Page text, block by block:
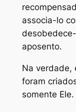
associa-lo
aposento.
Na verdade,
foram
somente Ele.